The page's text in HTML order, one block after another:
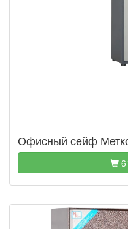
Офисный сейф